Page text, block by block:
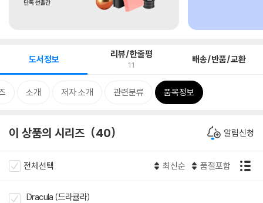
도서정보 리뷰/한줄평
11 배송/반품/교환
소개 저자 소개 관련분류 품목정보
이 상품의 시리즈 40 알림신청
전체선택 최신순 품절포함
Dracula (드라큘라)